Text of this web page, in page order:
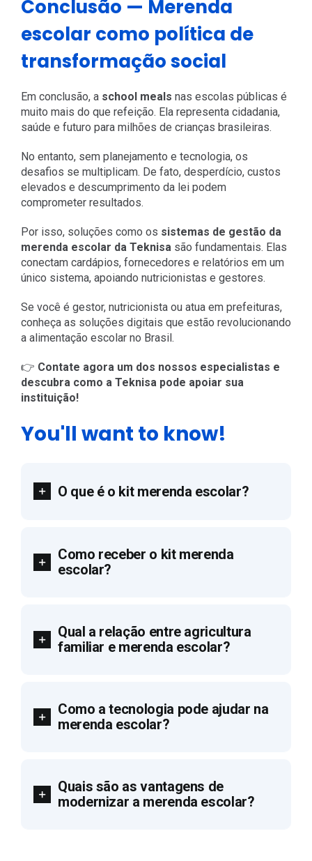
Conclusão — Merenda
escolar como política de
transformação social
Em conclusão, a school meals nas escolas públicas é
muito mais do que refeição. Ela representa cidadania,
saúde e futuro para milhões de crianças brasileiras.
No entanto, sem planejamento e tecnologia, os
desafios se multiplicam. De fato, desperdício, custos
elevados e descumprimento da lei podem
comprometer resultados.
Por isso, soluções como os sistemas de gestão da
merenda escolar da Teknisa são fundamentais. Elas
conectam cardápios, fornecedores e relatórios em um
único sistema, apoiando nutricionistas e gestores.
Se você é gestor, nutricionista ou atua em prefeituras,
conheça as soluções digitais que estão revolucionando
a alimentação escolar no Brasil.
👉 Contate agora um dos nossos especialistas e
descubra como a Teknisa pode apoiar sua
instituição!
You'll want to know!
O que é o kit merenda escolar?
Como receber o kit merenda
escolar?
Qual a relação entre agricultura
familiar e merenda escolar?
Como a tecnologia pode ajudar na
merenda escolar?
Quais são as vantagens de
modernizar a merenda escolar?